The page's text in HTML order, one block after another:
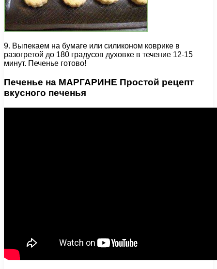
9. Выпекаем на бумаге или силиконом коврике в
разогретой до 180 градусов духовке в течение 12-15
минут. Печенье готово!
Печенье на МАРГАРИНЕ Простой рецепт
вкусного печенья